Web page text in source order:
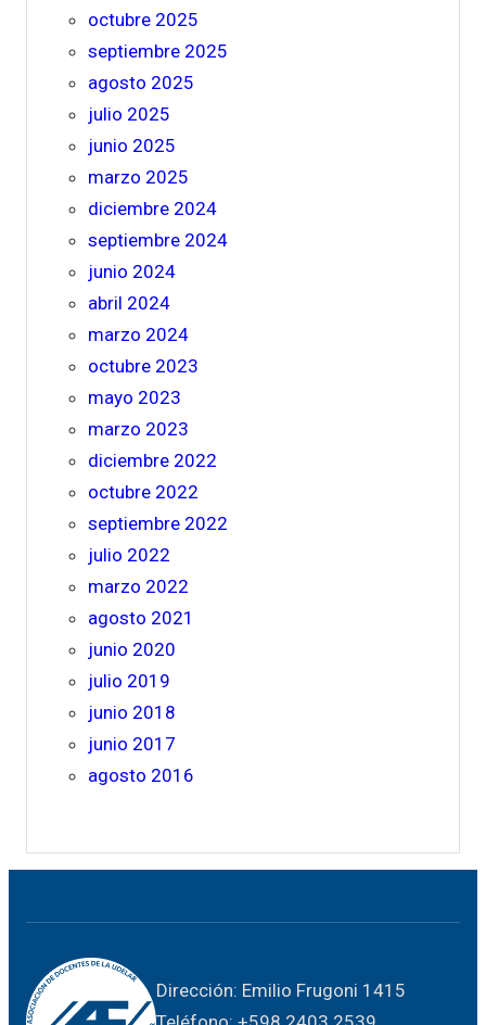
octubre 2025
septiembre 2025
agosto 2025
julio 2025
junio 2025
marzo 2025
diciembre 2024
septiembre 2024
junio 2024
abril 2024
marzo 2024
octubre 2023
mayo 2023
marzo 2023
diciembre 2022
octubre 2022
septiembre 2022
julio 2022
marzo 2022
agosto 2021
junio 2020
julio 2019
junio 2018
junio 2017
agosto 2016
Dirección: Emilio Frugoni 1415